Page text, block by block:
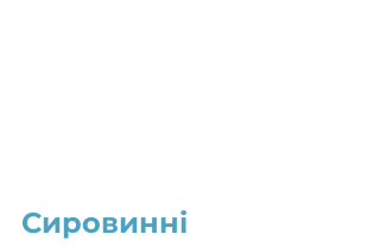
Сировинні